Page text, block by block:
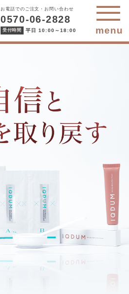
お電話でのご注文・お問い合わせ
0570-06-2828
受付時間 平日 10:00～18:00 menu